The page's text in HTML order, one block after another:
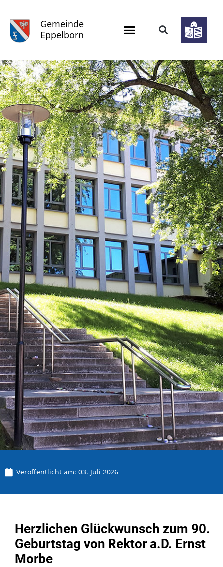
Gemeinde
Eppelborn
Veröffentlicht am: 03. Juli 2026
Herzlichen Glückwunsch zum 90.
Geburtstag von Rektor a.D. Ernst
Morbe